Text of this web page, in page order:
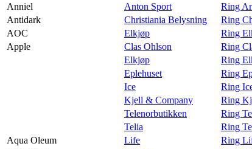
Anniel
Anton Sport Ring
Antidark
Christiania Belysning Ring
AOC
Elkjøp Ring
Apple
Clas Ohlson Ring
Elkjøp
Ring
Eplehuset
Ring
Ice
Ring
Kjell & Company
Ring
Telenorbutikken
Ring
Telia
Ring
Aqua Oleum
Life Ring